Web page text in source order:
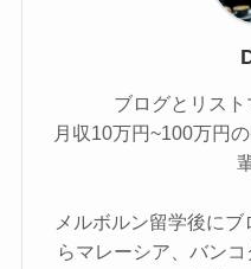
ブログとリスト
月収10万円~100万円
メルボルン留学後に
らマレーシア、バン